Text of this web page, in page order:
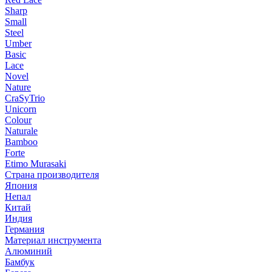
Sharp
Small
Steel
Umber
Basic
Lace
Novel
Nature
CraSyTrio
Unicorn
Colour
Naturale
Bamboo
Forte
Etimo Murasaki
Страна производителя
Япония
Непал
Китай
Индия
Германия
Материал инструмента
Алюминий
Бамбук